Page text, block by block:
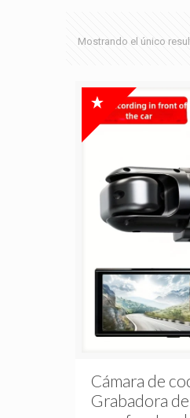
Mostrando el único
Cámara de
Grabadora